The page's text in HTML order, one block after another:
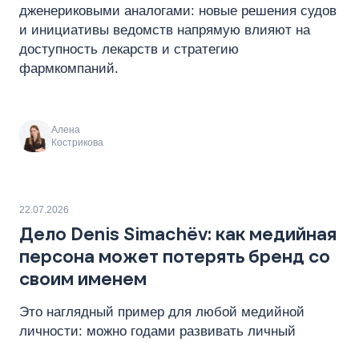
дженериковыми аналогами: новые решения судов
и инициативы ведомств напрямую влияют на
доступность лекарств и стратегию
фармкомпаний.
Алена
Кострикова
22.07.2026
Дело Denis Simachëv: как медийная
персона может потерять бренд со
своим именем
Это наглядный пример для любой медийной
личности: можно годами развивать личный